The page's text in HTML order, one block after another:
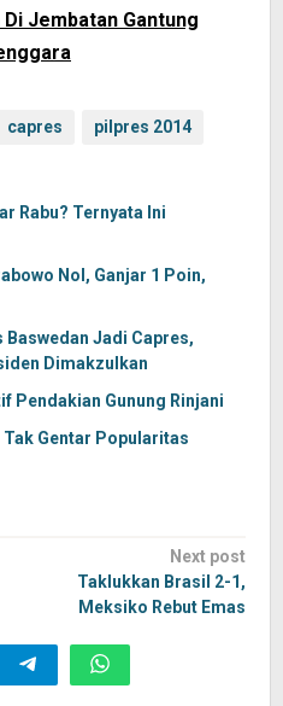
Jembatan Gantung
capres pilpres 2014
Rabu? Ternyata Ini
Nol, Ganjar 1 Poin,
Jadi Capres,
Dimakzulkan
Pendakian Gunung Rinjani
Gentar Popularitas
Next post
Taklukkan Brasil 2-1,
Meksiko Rebut Emas